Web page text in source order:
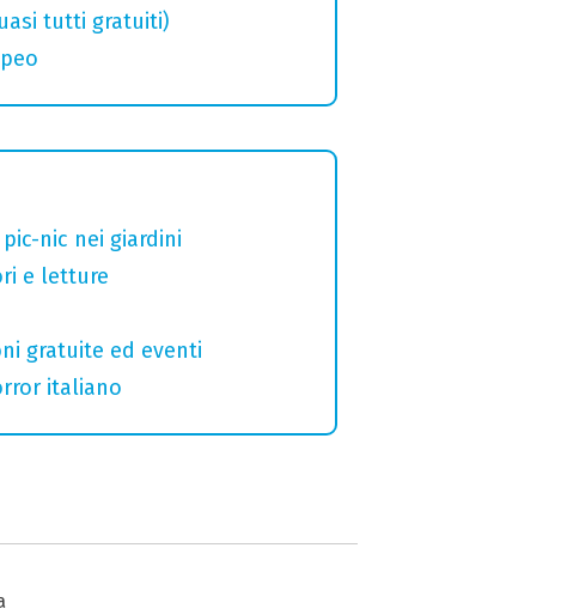
tutti gratuiti)
nic nei giardini
e letture
gratuite ed eventi
italiano